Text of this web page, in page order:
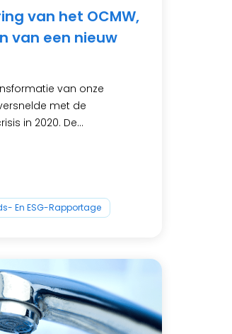
van het OCMW,
van een nieuw
van onze
met de
in 2020. De...
En ESG-Rapportage